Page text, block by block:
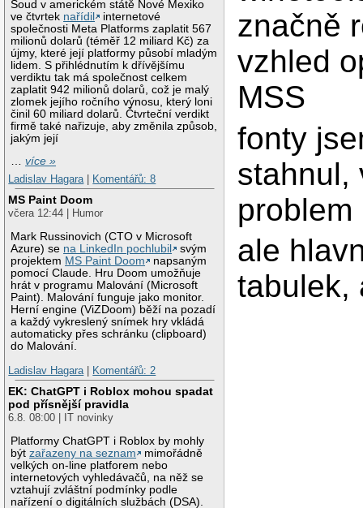
Soud v americkém státě Nové Mexiko
ve čtvrtek nařídil
internetové
společnosti Meta Platforms zaplatit 567
milionů dolarů (téměř 12 miliard Kč) za
újmy, které její platformy působí mladým
lidem. S přihlédnutím k dřívějšímu
verdiktu tak má společnost celkem
zaplatit 942 milionů dolarů, což je malý
zlomek jejího ročního výnosu, který loni
činil 60 miliard dolarů. Čtvrteční verdikt
firmě také nařizuje, aby změnila způsob,
jakým její
…více »
Ladislav Hagara
Komentářů: 8
MS Paint Doom
včera 12:44 | Humor
Mark Russinovich (CTO v Microsoft
Azure) se na LinkedIn pochlubil
svým
projektem MS Paint Doom
napsaným
pomocí Claude. Hru Doom umožňuje
hrát v programu Malování (Microsoft
Paint). Malování funguje jako monitor.
Herní engine (ViZDoom) běží na pozadí
a každý vykreslený snímek hry vkládá
automaticky přes schránku (clipboard)
do Malování.
Ladislav Hagara
Komentářů: 2
EK: ChatGPT i Roblox mohou spadat
pod přísnější pravidla
6.8. 08:00 | IT novinky
Platformy ChatGPT i Roblox by mohly
býtzařazeny na seznam
mimořádně
velkých on-line platforem nebo
internetových vyhledávačů, na něž se
vztahují zvláštní podmínky podle
nařízení o digitálních službách (DSA).
značně
vzhled
MSS
fonty
stahnul,
problem
ale
tabulek,